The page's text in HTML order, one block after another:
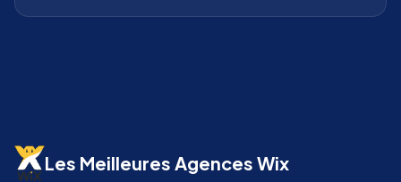
Les Meilleures Agences Wix